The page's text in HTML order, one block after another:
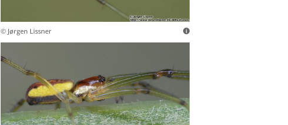
© Jørgen Lissner